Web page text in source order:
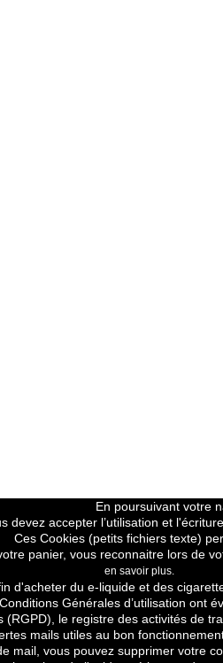
En poursuivant votre
devez accepter l’utilisation et
Ces Cookies (petits fichiers texte)
panier, vous reconnaitre lors de
en savoir plus.
d'acheter du e-liquide et des
Conditions Générales d’utilisation ont
(RGPD), le registre des activités de
mails utiles au bon
mail, vous pouvez supprimer votre